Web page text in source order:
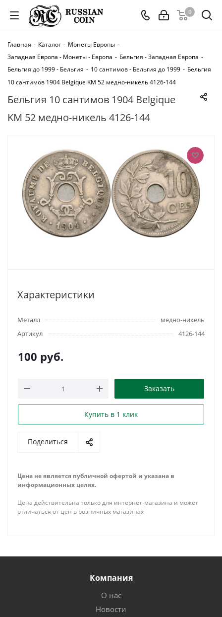
0
Главная - Каталог - Монеты Европы -
Западная Европа - Монеты - Европа - Бельгия - Западная Европа -
Бельгия до 1999 - Бельгия - 10 сантимов - Бельгия до 1999 - Бельгия
10 сантимов 1904 Belgique KM 52 медно-никель 4126-144
Бельгия 10 сантимов 1904 Belgique
KM 52 медно-никель 4126-144
Характеристики
Металл
медно-никель
Артикул
4126-144
100 руб.
Заказать
Купить в 1 клик
Поделиться
Цена не является публичной офертой и указана в
информационных целях.
Цена действительна только для интернет-магазина и может
отличаться от цен в розничных магазинах
Компания
О нас
Новости